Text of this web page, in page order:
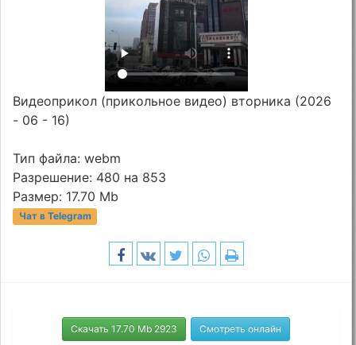
Видеоприкол (прикольное видео) вторника (2026
- 06 - 16)
Тип файла: webm
Разрешение: 480 на 853
Размер: 17.70 Mb
Чат в Telegram
Скачать 17.70 Mb 2923 Смотреть онлайн